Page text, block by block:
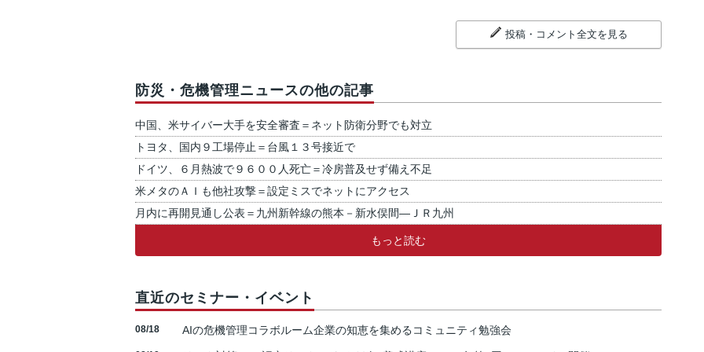
投稿・コメント全文を見る
防災・危機管理ニュースの他の記事
中国、米サイバー大手を安全審査＝ネット防衛分野でも対立
トヨタ、国内９工場停止＝台風１３号接近で
ドイツ、６月熱波で９６００人死亡＝冷房普及せず備え不足
米メタのＡＩも他社攻撃＝設定ミスでネットにアクセス
月内に再開見通し公表＝九州新幹線の熊本－新水俣間―ＪＲ九州
もっと読む
直近のセミナー・イベント
08/18 AIの危機管理コラボルーム企業の知恵を集めるコミュニティ勉強会